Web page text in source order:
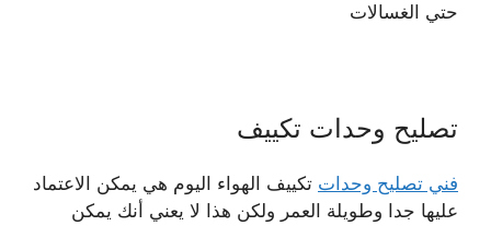
حتي الغسالات
تصليح وحدات تكييف
فني تصليح وحدات تكييف الهواء اليوم هي يمكن الاعتماد
عليها جدا وطويلة العمر ولكن هذا لا يعني أنك يمكن